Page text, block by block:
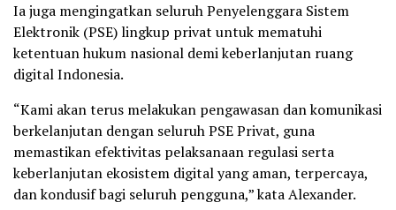
Ia juga mengingatkan seluruh Penyelenggara Sistem
Elektronik (PSE) lingkup privat untuk mematuhi
ketentuan hukum nasional demi keberlanjutan ruang
digital Indonesia.
“Kami akan terus melakukan pengawasan dan komunikasi
berkelanjutan dengan seluruh PSE Privat, guna
memastikan efektivitas pelaksanaan regulasi serta
keberlanjutan ekosistem digital yang aman, terpercaya,
dan kondusif bagi seluruh pengguna,” kata Alexander.